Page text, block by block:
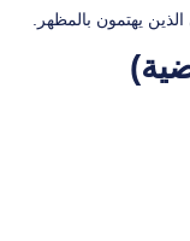
يهتمون بالمظهر.